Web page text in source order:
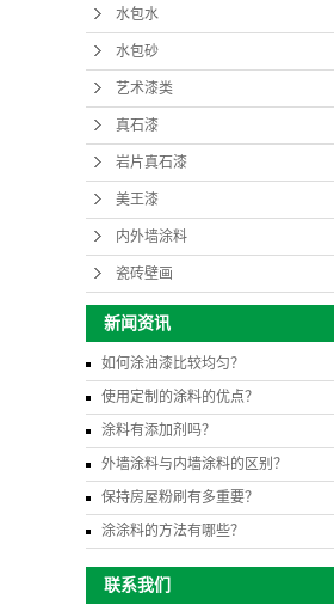
水包水
水包砂
艺术漆类
真石漆
岩片真石漆
美王漆
内外墙涂料
瓷砖壁画
新闻资讯
如何涂油漆比较均匀？
使用定制的涂料的优点？
涂料有添加剂吗？
外墙涂料与内墙涂料的区别？
保持房屋粉刷有多重要？
涂涂料的方法有哪些？
联系我们